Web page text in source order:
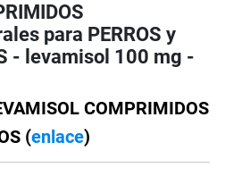
para PERROS y
- levamisol 100 mg -
COMPRIMIDOS
(enlace)